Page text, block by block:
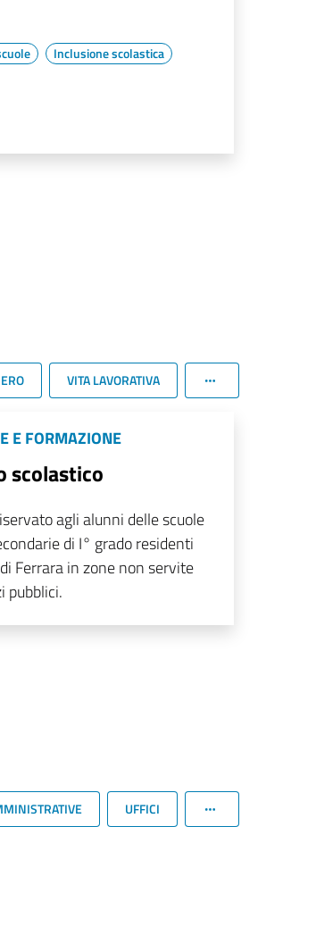
Inclusione scolastica
VITA LAVORATIVA
E FORMAZIONE
scolastico
agli alunni delle scuole
di I° grado residenti
Ferrara in zone non servite
pubblici.
UFFICI